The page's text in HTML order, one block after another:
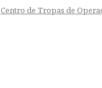
Centro de Tropas de